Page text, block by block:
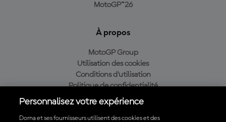
MotoGP™26
À propos
MotoGP Group
Utilisation des cookies
Conditions d'utilisation
Politique de confidentialité
Politique d’achat
Personnalisez votre expérience
Dorna et ses fournisseurs utilisent des cookies et des